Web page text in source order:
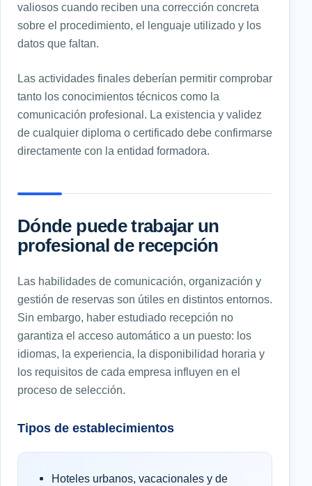
valiosos cuando reciben una corrección concreta
sobre el procedimiento, el lenguaje utilizado y los
datos que faltan.
Las actividades finales deberían permitir comprobar
tanto los conocimientos técnicos como la
comunicación profesional. La existencia y validez
de cualquier diploma o certificado debe confirmarse
directamente con la entidad formadora.
Dónde puede trabajar un
profesional de recepción
Las habilidades de comunicación, organización y
gestión de reservas son útiles en distintos entornos.
Sin embargo, haber estudiado recepción no
garantiza el acceso automático a un puesto: los
idiomas, la experiencia, la disponibilidad horaria y
los requisitos de cada empresa influyen en el
proceso de selección.
Tipos de establecimientos
Hoteles urbanos, vacacionales y de